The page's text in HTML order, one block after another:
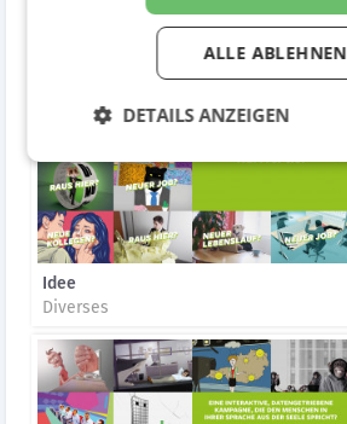
Idee
Diverses
ALLE ABLEHNEN
DETAILS ANZEIGEN